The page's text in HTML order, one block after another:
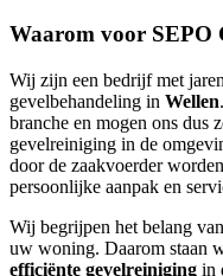
Waarom voor SEPO
Wij zijn een bedrijf met
gevelbehandeling in Wellen
branche en mogen ons dus
gevelreiniging in de
door de zaakvoerder
persoonlijke aanpak en
Wij begrijpen het belang
uw woning. Daarom staan
efficiënte gevelreiniging in